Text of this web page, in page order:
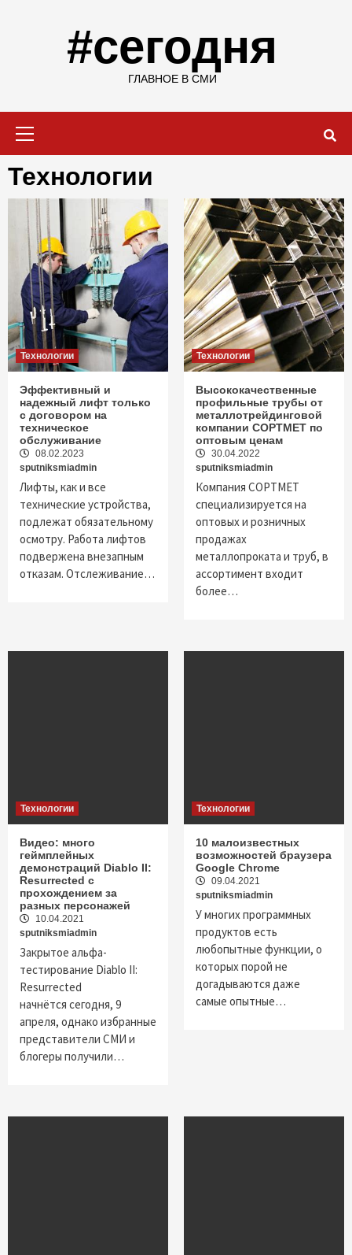
#сегодня
ГЛАВНОЕ В СМИ
Технологии
Технологии
Эффективный и
надежный лифт только
с договором на
техническое
обслуживание
08.02.2023
sputniksmiadmin
Лифты, как и все
технические устройства,
подлежат обязательному
осмотру. Работа лифтов
подвержена внезапным
отказам. Отслеживание…
Технологии
Высококачественные
профильные трубы от
металлотрейдинговой
компании СОРТМЕТ по
оптовым ценам
30.04.2022
sputniksmiadmin
Компания СОРТМЕТ
специализируется на
оптовых и розничных
продажах
металлопроката и труб, в
ассортимент входит
более…
Технологии
Видео: много
геймплейных
демонстраций Diablo II:
Resurrected с
прохождением за
разных персонажей
10.04.2021
sputniksmiadmin
Закрытое альфа-
тестирование Diablo II:
Resurrected
начнётся сегодня, 9
апреля, однако избранные
представители СМИ и
блогеры получили…
Технологии
10 малоизвестных
возможностей браузера
Google Chrome
09.04.2021
sputniksmiadmin
У многих программных
продуктов есть
любопытные функции, о
которых порой не
догадываются даже
самые опытные…